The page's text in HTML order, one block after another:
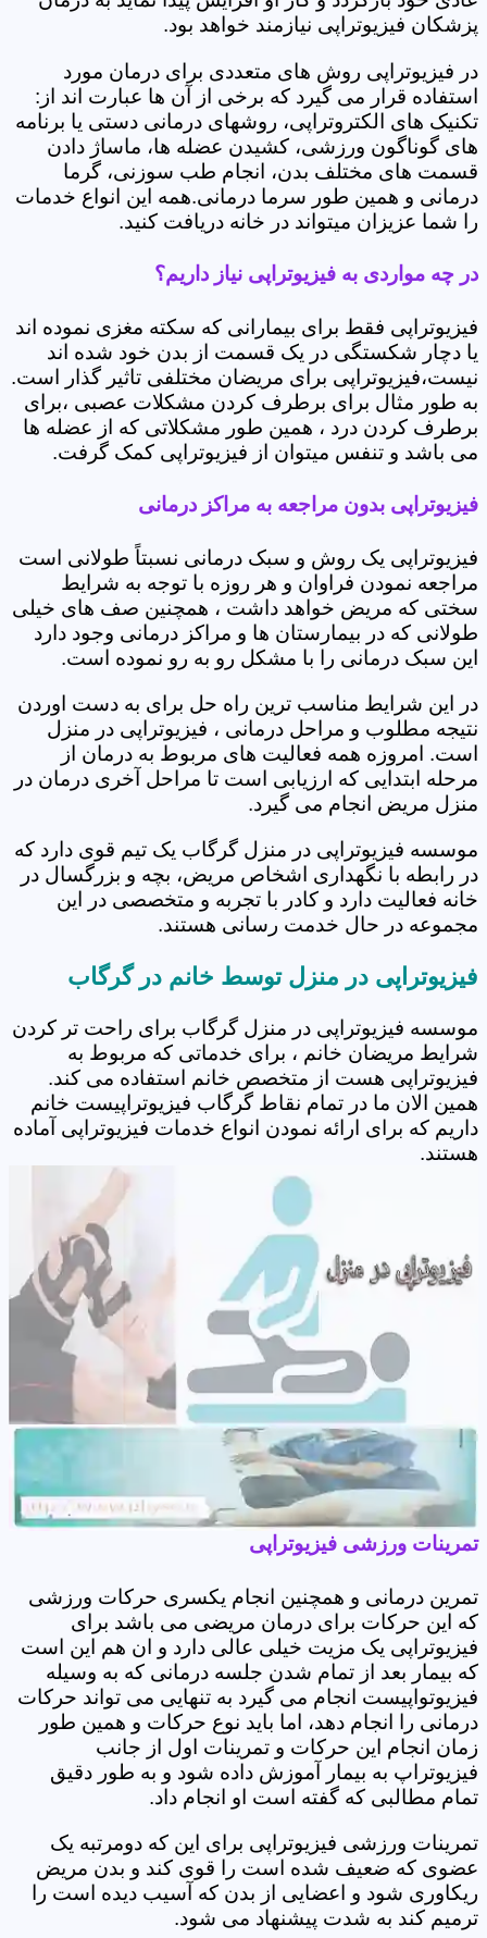
پزشکان فیزیوتراپی نیازمند خواهد بود.
در فیزیوتراپی روش های متعددی برای درمان مورد
استفاده قرار می گیرد که برخی از آن ها عبارت اند از:
تکنیک های الکتروتراپی، روشهای درمانی دستی یا برنامه
های گوناگون ورزشی، کشیدن عضله ها، ماساژ دادن
قسمت های مختلف بدن، انجام طب سوزنی، گرما
درمانی و همین طور سرما درمانی.همه این انواع خدمات
را شما عزیزان میتواند در خانه دریافت کنید.
در چه مواردی به فیزیوتراپی نیاز داریم؟
فیزیوتراپی فقط برای بیمارانی که سکته مغزی نموده اند
یا دچار شکستگی در یک قسمت از بدن خود شده اند
نیست،فیزیوتراپی برای مریضان مختلفی تاثیر گذار است.
به طور مثال برای برطرف کردن مشکلات عصبی ،برای
برطرف کردن درد ، همین طور مشکلاتی که از عضله ها
می باشد و تنفس میتوان از فیزیوتراپی کمک گرفت.
فیزیوتراپی بدون مراجعه به مراکز درمانی
فیزیوتراپی یک روش و سبک درمانی نسبتاً طولانی است
مراجعه نمودن فراوان و هر روزه با توجه به شرایط
سختی که مریض خواهد داشت ، همچنین صف های خیلی
طولانی که در بیمارستان ها و مراکز درمانی وجود دارد
این سبک درمانی را با مشکل رو به رو نموده است.
در این شرایط مناسب ترین راه حل برای به دست اوردن
نتیجه مطلوب و مراحل درمانی ، فیزیوتراپی در منزل
است. امروزه همه فعالیت های مربوط به درمان از
مرحله ابتدایی که ارزیابی است تا مراحل آخری درمان در
منزل مریض انجام می گیرد.
موسسه فیزیوتراپی در منزل گرگاب یک تیم قوی دارد که
در رابطه با نگهداری اشخاص مریض، بچه و بزرگسال در
خانه فعالیت دارد و کادر با تجربه و متخصصی در این
مجموعه در حال خدمت رسانی هستند.
فیزیوتراپی در منزل توسط خانم در گرگاب
موسسه فیزیوتراپی در منزل گرگاب برای راحت تر کردن
شرایط مریضان خانم ، برای خدماتی که مربوط به
فیزیوتراپی هست از متخصص خانم استفاده می کند.
همین الان ما در تمام نقاط گرگاب فیزیوتراپیست خانم
داریم که برای ارائه نمودن انواع خدمات فیزیوتراپی آماده
هستند.
تمرینات ورزشی فیزیوتراپی
تمرین درمانی و همچنین انجام یکسری حرکات ورزشی
که این حرکات برای درمان مریضی می باشد برای
فیزیوتراپی یک مزیت خیلی عالی دارد و ان هم این است
که بیمار بعد از تمام شدن جلسه درمانی که به وسیله
فیزیوتواپیست انجام می گیرد به تنهایی می تواند حرکات
درمانی را انجام دهد، اما باید نوع حرکات و همین طور
زمان انجام این حرکات و تمرینات اول از جانب
فیزیوتراپ به بیمار آموزش داده شود و به طور دقیق
تمام مطالبی که گفته است او انجام داد.
تمرینات ورزشی فیزیوتراپی برای این که دومرتبه یک
عضوی که ضعیف شده است را قوی کند و بدن مریض
ریکاوری شود و اعضایی از بدن که آسیب دیده است را
ترمیم کند به شدت پیشنهاد می شود.